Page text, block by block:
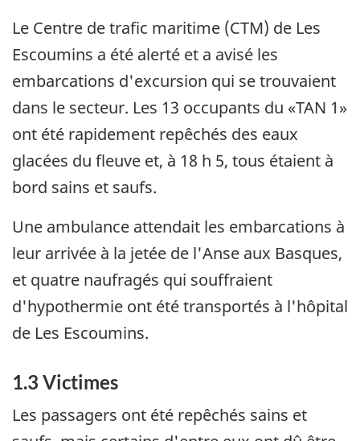
Le Centre de trafic maritime (CTM) de Les
Escoumins a été alerté et a avisé les
embarcations d'excursion qui se trouvaient
dans le secteur. Les 13 occupants du «TAN 1»
ont été rapidement repêchés des eaux
glacées du fleuve et, à 18 h 5, tous étaient à
bord sains et saufs.
Une ambulance attendait les embarcations à
leur arrivée à la jetée de l'Anse aux Basques,
et quatre naufragés qui souffraient
d'hypothermie ont été transportés à l'hôpital
de Les Escoumins.
1.3 Victimes
Les passagers ont été repêchés sains et